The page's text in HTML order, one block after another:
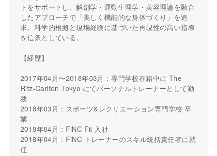
トをサポートし、解剖学・運動生理学・美容理論を融合
したアプローチで「美しく機能的な身体づくり」を追
求。科学的根拠と現場経験に基づいた再現性の高い指導
を信条としている。
【経歴】
2017年04月〜2018年03月：専門学校在籍中に The
Ritz-Carlton Tokyo にてパーソナルトレーナーとして勤
務
2018年03月：スポーツ&レクリエーション専門学校 卒
業
2018年04月：FiNC Fit 入社
2018年04月：FiNC トレーナーのスキル統括責任者に就
任